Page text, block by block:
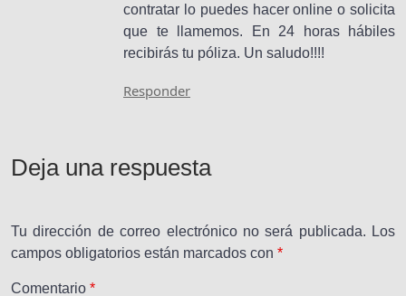
contratar lo puedes hacer online o solicita
que te llamemos. En 24 horas hábiles
recibirás tu póliza. Un saludo!!!!
Responder
Deja una respuesta
Tu dirección de correo electrónico no será publicada. Los
campos obligatorios están marcados con *
Comentario *